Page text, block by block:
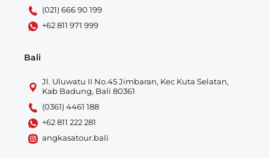
(021) 666 90 199
+62 811 971 999
Bali
Jl. Uluwatu II No.45 Jimbaran, Kec Kuta Selatan,
Kab Badung, Bali 80361
(0361) 4461 188
+62 811 222 281
angkasatour.bali